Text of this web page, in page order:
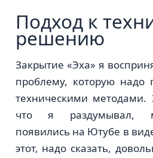
Подход к
решению
Закрытие «Эха» я
проблему, которую надо
техническими методами.
что я раздумывал,
появились на Ютубе в
этот, надо сказать,